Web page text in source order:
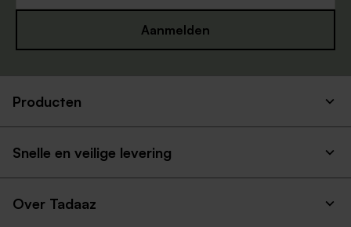
Aanmelden
Producten
Snelle en veilige levering
Over Tadaaz